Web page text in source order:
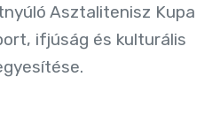
Asztalitenisz Kupa
ifjúság és kulturális